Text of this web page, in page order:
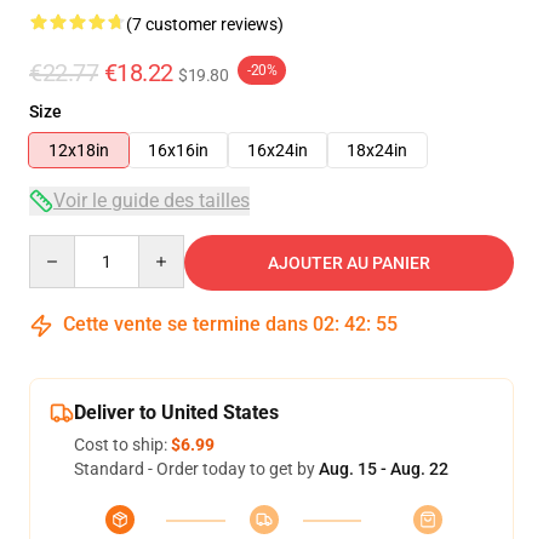
(7 customer reviews)
€22.77 €18.22 $19.80 -20%
Size
12x18in
16x16in 16x24in 18x24in
Voir le guide des tailles
AJOUTER AU PANIER
Cette vente se termine dans 02: 42: 54
Deliver to United States
Cost to ship:$6.99
Standard - Order today to get byAug. 15 - Aug. 22